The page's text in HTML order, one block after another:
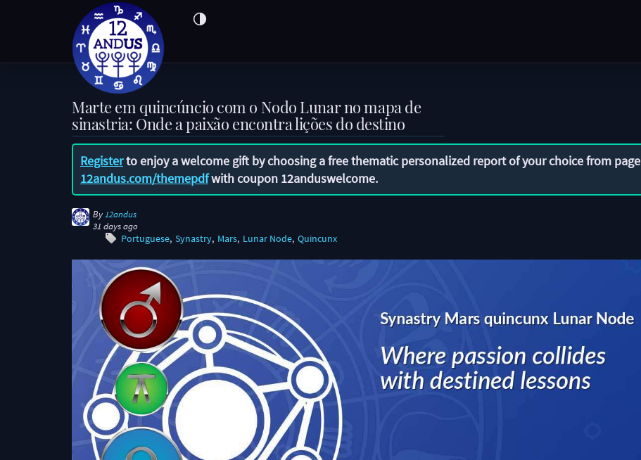
Marte em quincúncio com o Nodo Lunar no mapa de
sinastria: Onde a paixão encontra lições do destino
Registerto enjoy a welcome gift by choosing a free thematic personalized report of your choice from page
12andus.com/themepdfwith coupon 12anduswelcome.
By 12andus
31 days ago
Portuguese Synastry Mars Lunar Node Quincunx